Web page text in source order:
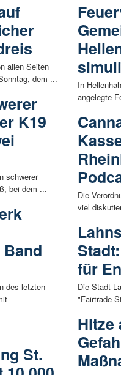
allen Seiten
dem ...
K19
schwerer
bei dem ...
des letzten
St.
In
angelegte
Die
viel
für
Die Stadt
"Fairtrade-
Hitze